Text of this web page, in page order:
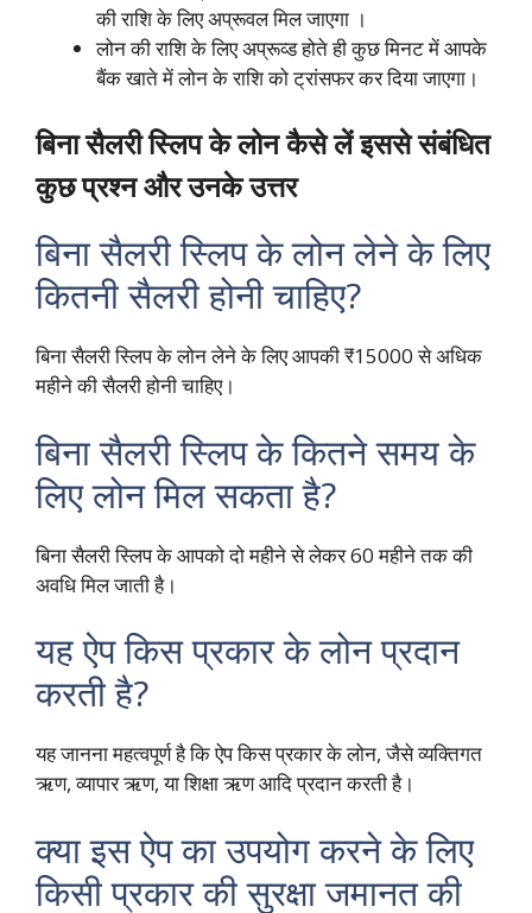
की राशि के लिए अप्रूवल मिल जाएगा ।
लोन की राशि के लिए अप्रूव्ड होते ही कुछ मिनट में आपके
बैंक खाते में लोन के राशि को ट्रांसफर कर दिया जाएगा।
बिना सैलरी स्लिप के लोन कैसे लें इससे संबंधित
कुछ प्रश्न और उनके उत्तर
बिना सैलरी स्लिप के लोन लेने के लिए
कितनी सैलरी होनी चाहिए?
बिना सैलरी स्लिप के लोन लेने के लिए आपकी ₹15000 से अधिक
महीने की सैलरी होनी चाहिए।
बिना सैलरी स्लिप के कितने समय के
लिए लोन मिल सकता है?
बिना सैलरी स्लिप के आपको दो महीने से लेकर 60 महीने तक की
अवधि मिल जाती है।
यह ऐप किस प्रकार के लोन प्रदान
करती है?
यह जानना महत्वपूर्ण है कि ऐप किस प्रकार के लोन, जैसे व्यक्तिगत
ऋण, व्यापार ऋण, या शिक्षा ऋण आदि प्रदान करती है।
क्या इस ऐप का उपयोग करने के लिए
किसी प्रकार की सुरक्षा जमानत की